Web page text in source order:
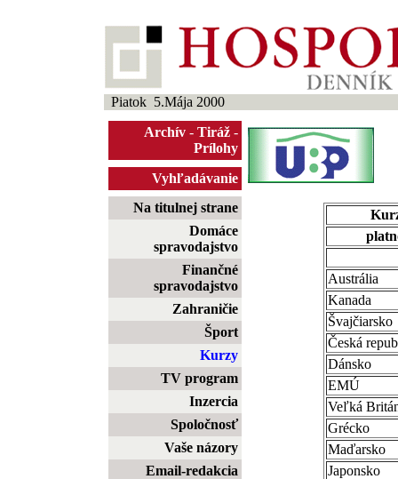
Piatok 5.Mája 2000
Archív - Tiráž -
Prílohy
Vyhľadávanie
Na titulnej strane
Domáce
spravodajstvo
Finančné
spravodajstvo
Zahraničie
Šport
Kurzy
TV program
Inzercia
Spoločnosť
Vaše názory
Email-redakcia
Austrália
Kanada
Švajčiarsko
Česká
Dánsko
EMÚ
Veľká
Grécko
Maďarsko
Japonsko